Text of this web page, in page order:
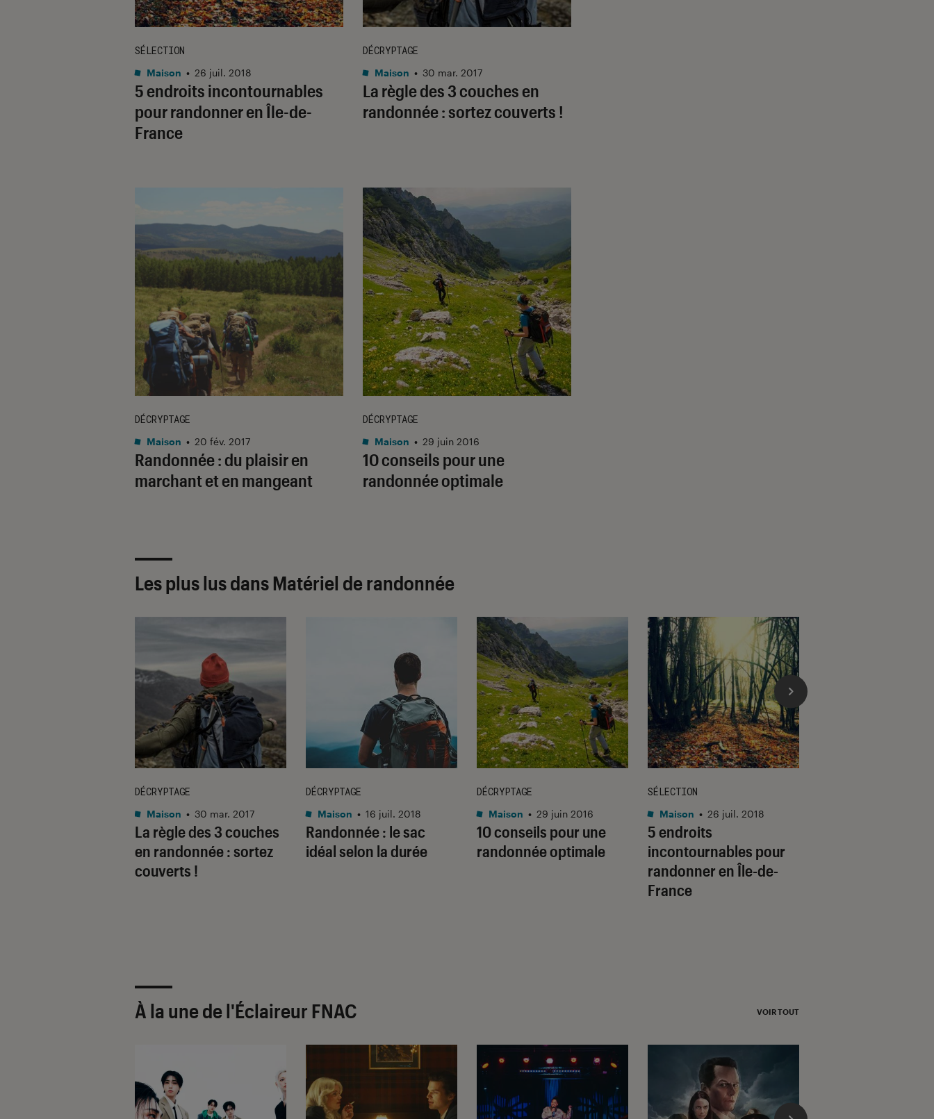
5 endroits incontournables
pour randonner en Île-de-
France
SÉLECTION
Maison • 26 juil. 2018
La règle des 3 couches en
randonnée : sortez couverts !
DÉCRYPTAGE
Maison • 30 mar. 2017
Randonnée : du plaisir en
marchant et en mangeant
DÉCRYPTAGE
Maison • 20 fév. 2017
10 conseils pour une
randonnée optimale
DÉCRYPTAGE
Maison • 29 juin 2016
Les plus lus dans Matériel de randonnée
La règle des 3 couches
en randonnée : sortez
couverts !
DÉCRYPTAGE
Maison • 30 mar. 2017
Randonnée : le sac
idéal selon la durée
DÉCRYPTAGE
Maison • 16 juil. 2018
10 conseils pour une
randonnée optimale
DÉCRYPTAGE
Maison • 29 juin 2016
5 endroits
incontournables pour
randonner en Île-de-
France
SÉLECTION
Maison • 26 juil. 2018
À la une de l'Éclaireur FNAC VOIR TOUT